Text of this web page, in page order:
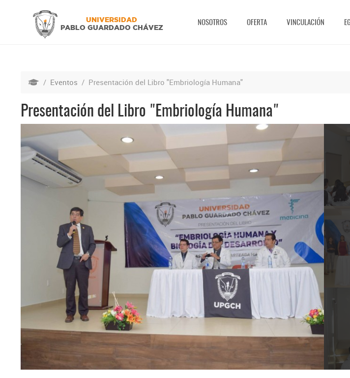
UNIVERSIDAD
PABLO GUARDADO CHÁVEZ
NOSOTROS OFERTA VINCULACIÓN
/ Eventos / Presentación del Libro "Embriología Humana"
Presentación del Libro "Embriología Humana"